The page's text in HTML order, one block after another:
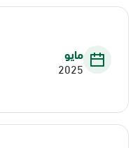
مايو
2025